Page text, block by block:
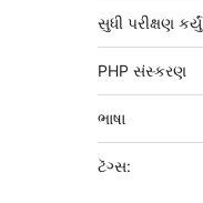
સુધી પરીક્ષણ કર્યું
PHP સંસ્કરણ
ભાષા
ટૅગ્સ: